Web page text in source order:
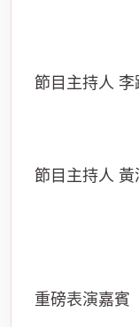
節目主持人 李
節目主持人 黃
重磅表演嘉賓